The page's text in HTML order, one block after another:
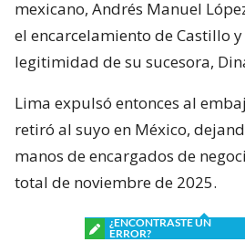
mexicano, Andrés Manuel
el encarcelamiento de Castillo
legitimidad de su sucesora,
Lima expulsó entonces al
retiró al suyo en México,
manos de encargados de
total de noviembre de 2025.
¿ENCONTRASTE UN
ERROR?